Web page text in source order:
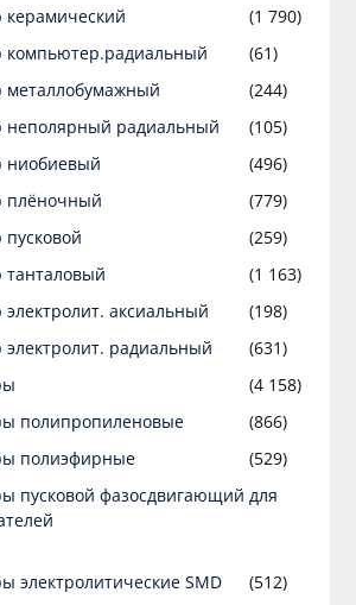
керамический
(1 790)
компьютер.радиальный
(61)
металлобумажный
(244)
неполярный радиальный
(105)
ниобиевый
(496)
плёночный
(779)
пусковой
(259)
танталовый
(1 163)
электролит. аксиальный
(198)
электролит. радиальный
(631)
(4 158)
полипропиленовые
(866)
полиэфирные
(529)
пусковой фазосдвигающий для
электролитические SMD
(512)